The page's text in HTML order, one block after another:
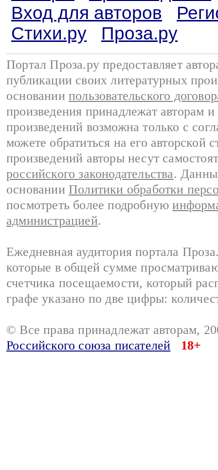
Вход для авторов
Стихи.ру
Проза.ру
Портал Проза.ру предоставляет
публикации своих литературных
основании пользовательского
произведения принадлежат авторам
произведений возможна только с
можете обратиться на его авторской
произведений авторы несут
российского законодательства.
основании Политики обработки
посмотреть более подробную
администрацией.
Ежедневная аудитория портала
которые в общей сумме
счетчика посещаемости, который
графе указано по две цифры:
© Все права принадлежат авторам,
Российского союза писателей
18+